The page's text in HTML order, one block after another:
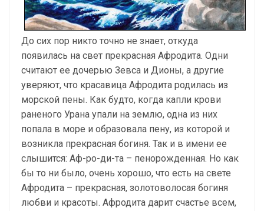
До сих пор никто точно не знает, откуда
появилась на свет прекрасная Афродита. Одни
считают ее дочерью Зевса и Дионы, а другие
уверяют, что красавица Афродита родилась из
морской пены. Как будто, когда капли крови
раненого Урана упали на землю, одна из них
попала в море и образовала пену, из которой и
возникла прекрасная богиня. Так и в имени ее
слышится: Аф-ро-ди-та – пенорожденная. Но как
бы то ни было, очень хорошо, что есть на свете
Афродита – прекрасная, золотоволосая богиня
любви и красоты. Афродита дарит счастье всем,